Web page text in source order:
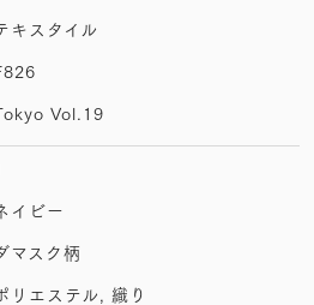
キスタイル
Vol.19
イビー
マスク柄
リエステル, 織り